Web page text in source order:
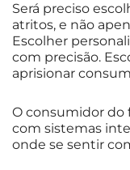
Será preciso
atritos, e não
Escolher
com precisão.
aprisionar
O consumidor do
com sistemas
onde se sentir